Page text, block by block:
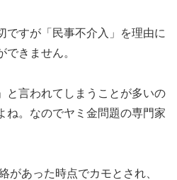
ですが「民事不介入」を理由に
きません。
と言われてしまうことが多いの
ね。なのでヤミ金問題の専門家
があった時点でカモとされ、